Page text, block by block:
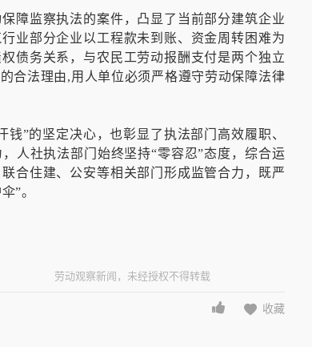
障监察执法的案件，凸显了当前部分建筑企业
业部分企业以工程款未到账、资金周转困难为
债务关系，与农民工劳动报酬支付是两个独立
合法理由,用人单位必须严格遵守劳动保障法律
”的坚定决心，也彰显了执法部门高效履职、
人社执法部门始终坚持“零容忍”态度，综合运
合住建、公安等相关部门形成监管合力，既严
”。
劳动观察新闻，未经授权不得转载
收藏